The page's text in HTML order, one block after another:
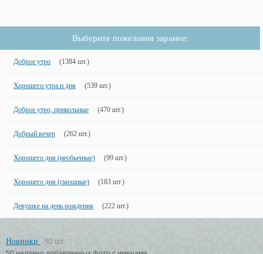
Выберите пожелания заранее:
Доброе утро (1384 шт.)
Хорошего утра и дня (539 шт.)
Доброе утро, прикольные (470 шт.)
Добрый вечер (262 шт.)
Хорошего дня (необычные) (99 шт.)
Хорошего дня (смешные) (183 шт.)
Девушке на день рождения (222 шт.)
Новинки
50 шт.